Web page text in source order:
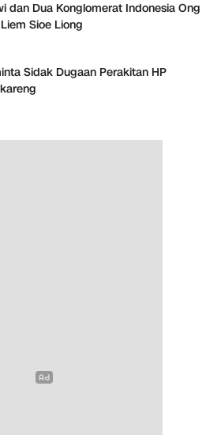
dan Dua Konglomerat Indonesia Ong
Sioe Liong
Sidak Dugaan Perakitan HP